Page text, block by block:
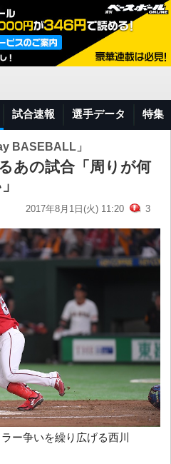
試合速報 選手データ 特集
BASEBALL」
あの試合「周りが何
2017年8月1日(火) 11:20 3
ー争いを繰り広げる西川